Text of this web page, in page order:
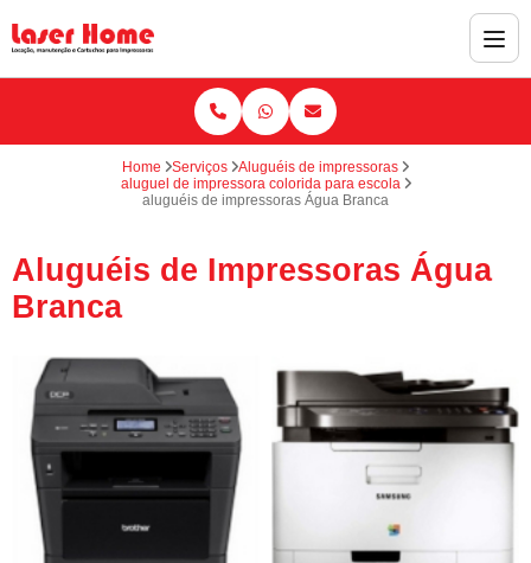
Home Serviços
Aluguéis de impressoras
aluguel de impressora colorida para escola
aluguéis de impressoras Água Branca
Aluguéis de Impressoras Água
Branca